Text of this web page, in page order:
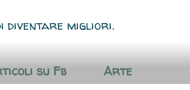
diventare migliori.
su Fb Arte